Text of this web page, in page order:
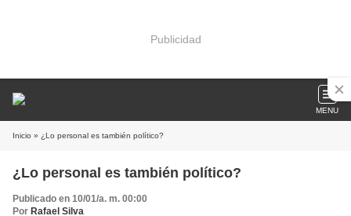
Publicidad
MENU
Inicio » ¿Lo personal es también político?
¿Lo personal es también político?
Publicado en 10/01/a. m. 00:00
Por Rafael Silva